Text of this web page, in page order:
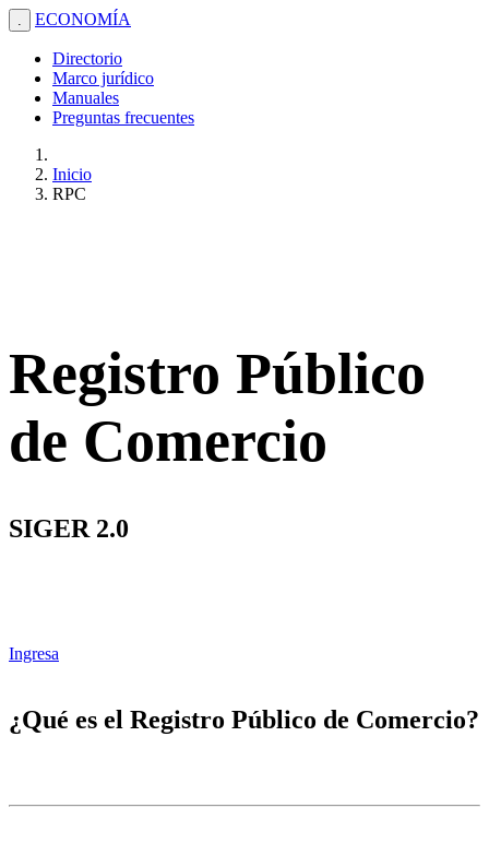
. ECONOMÍA
Directorio
Marco jurídico
Manuales
Preguntas frecuentes
Inicio
RPC
Registro Público
de Comercio
SIGER 2.0
Ingresa
¿Qué es el Registro Público de Comercio?